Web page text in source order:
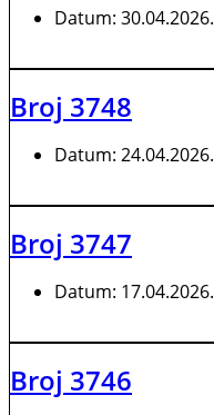
Datum: 30.04.2026.
Broj 3748
Datum: 24.04.2026.
Broj 3747
Datum: 17.04.2026.
Broj 3746